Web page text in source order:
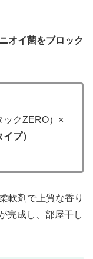
オイ菌をブロック
ックZERO）×
プ）
軟剤で上質な香り
完成し、部屋干し